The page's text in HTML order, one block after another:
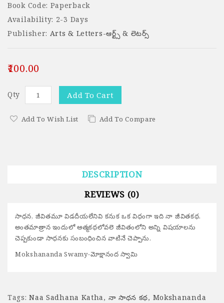
Book Code: Paperback
Availability: 2-3 Days
Publisher: Arts & Letters-ఆర్ట్స్ & లెటర్స్
₹100.00
Qty Add To Cart
Add To Wish List Add To Compare
DESCRIPTION
REVIEWS (0)
సాధన, జీవితమూ విడదీయలేనివి కనుక ఒక విధంగా ఇది నా జీవితకథ.
అంతమాత్రాన ఇందులో ఆత్మకథలోవలె జీవితంలోని అన్ని విషయాలను
చెప్పకుండా సాధనకు సంబంధించిన వాటినే చెప్పాను.
Mokshananda Swamy-మోక్షానంద స్వామి
Tags:Naa Sadhana Katha, నా సాధన కథ, Mokshananda